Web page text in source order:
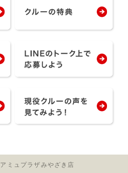
アミュプラザみやざき店